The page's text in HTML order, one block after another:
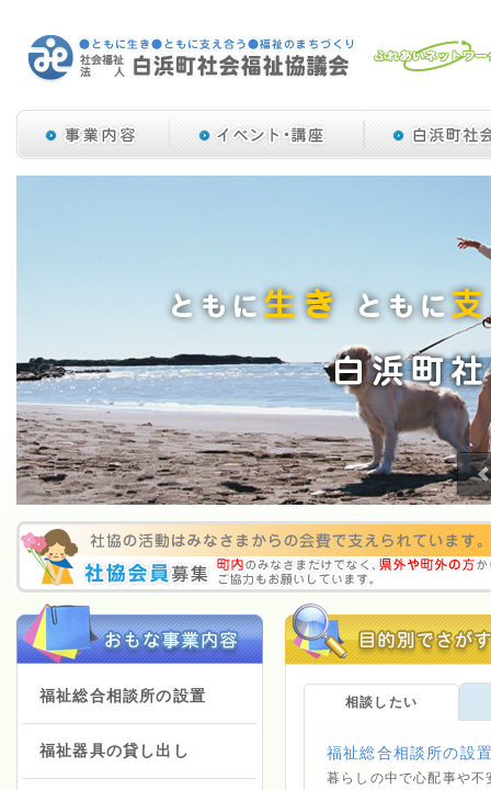
福祉総合相談所の設置
福祉器具の貸し出し
相談したい
福祉総合相談所の設
暮らしの中で心配事や